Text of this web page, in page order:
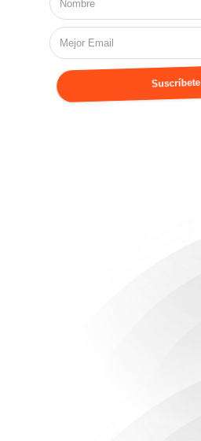
Suscríbete